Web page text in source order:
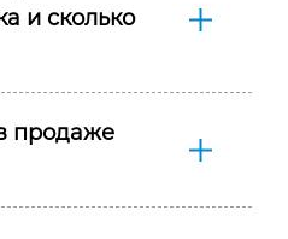
и сколько
продаже